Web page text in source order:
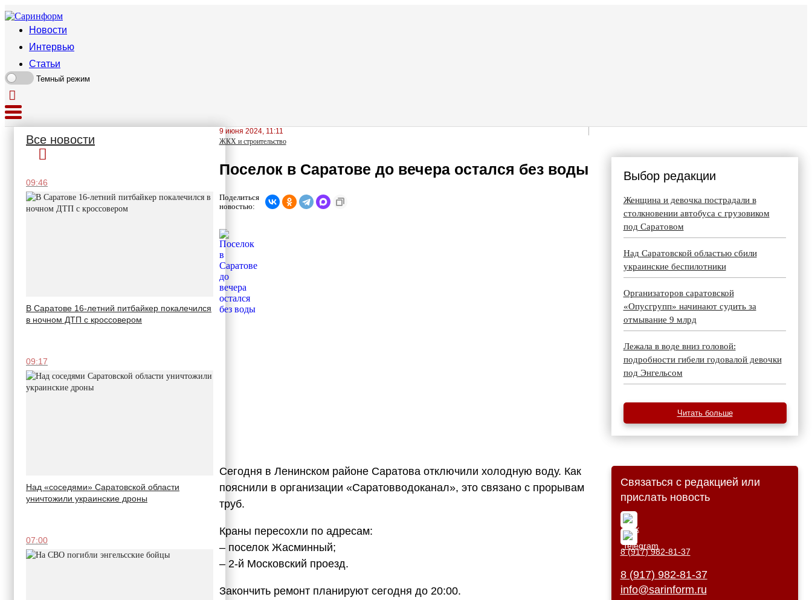
Новости
Интервью
Статьи
Темный режим
Все новости
09:46
В Саратове 16-летний питбайкер покалечился
в ночном ДТП с кроссовером
09:17
Над «соседями» Саратовской области
уничтожили украинские дроны
07:00
9 июня 2024, 11:11
ЖКХ и строительство
Поселок в Саратове до вечера остался без воды
Поделиться
новостью:
Сегодня в Ленинском районе Саратова отключили холодную воду. Как
пояснили в организации «Саратовводоканал», это связано с прорывам
труб.
Краны пересохли по адресам:
– поселок Жасминный;
– 2-й Московский проезд.
Закончить ремонт планируют сегодня до 20:00.
Выбор редакции
Женщина и девочка пострадали в
столкновении автобуса с грузовиком
под Саратовом
Над Саратовской областью сбили
украинские беспилотники
Организаторов саратовской
«Опусгрупп» начинают судить за
отмывание 9 млрд
Лежала в воде вниз головой:
подробности гибели годовалой девочки
под Энгельсом
Читать больше
Связаться с редакцией или
прислать новость
8 (917) 982-81-37
8 (917) 982-81-37
info@sarinform.ru